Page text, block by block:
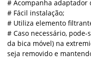
# Acompanha adaptador
# Fácil instalação;
# Utiliza elemento
# Caso necessário,
da bica móvel) na
seja removido e